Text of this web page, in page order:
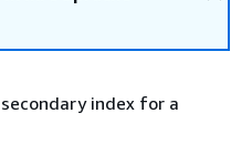
index for a